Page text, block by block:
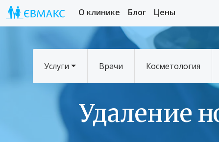
О клинике Блог Цены
Услуги Врачи Косметология
Удаление